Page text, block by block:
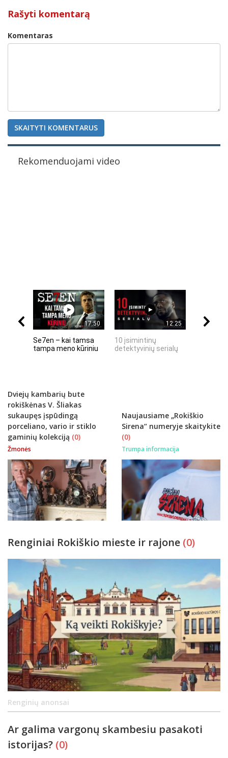
Rašyti komentarą
Komentaras
SKAITYTI KOMENTARUS
Rekomenduojami video
17:50
Se7en – kai tamsa
tampa meno kūriniu
12:25
10 įsimintinų
detektyvinių serialų
Dviejų kambarių bute
rokiškėnas V. Šliakas
sukaupęs įspūdingą
porceliano, vario ir stiklo
gaminių kolekciją (0)
Žmonės
Naujausiame „Rokiškio
Sirena“ numeryje skaitykite
(0)
Trumpa informacija
Renginiai Rokiškio mieste ir rajone (0)
Renginių anonsai
Ar galima vargonų skambesiu pasakoti
istorijas? (0)